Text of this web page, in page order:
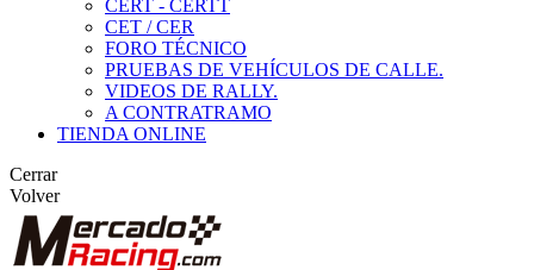
CERT - CERTT
CET / CER
FORO TÉCNICO
PRUEBAS DE VEHÍCULOS DE CALLE.
VIDEOS DE RALLY.
A CONTRATRAMO
TIENDA ONLINE
Cerrar
Volver